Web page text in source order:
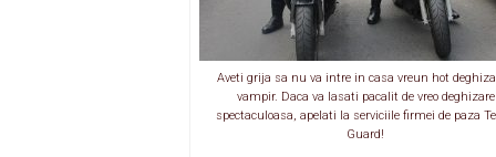
Aveti grija sa nu va intre in casa vreun hot
vampir. Daca va lasati pacalit de vreo deghizare
spectaculoasa, apelati la serviciile firmei de paza
Guard!